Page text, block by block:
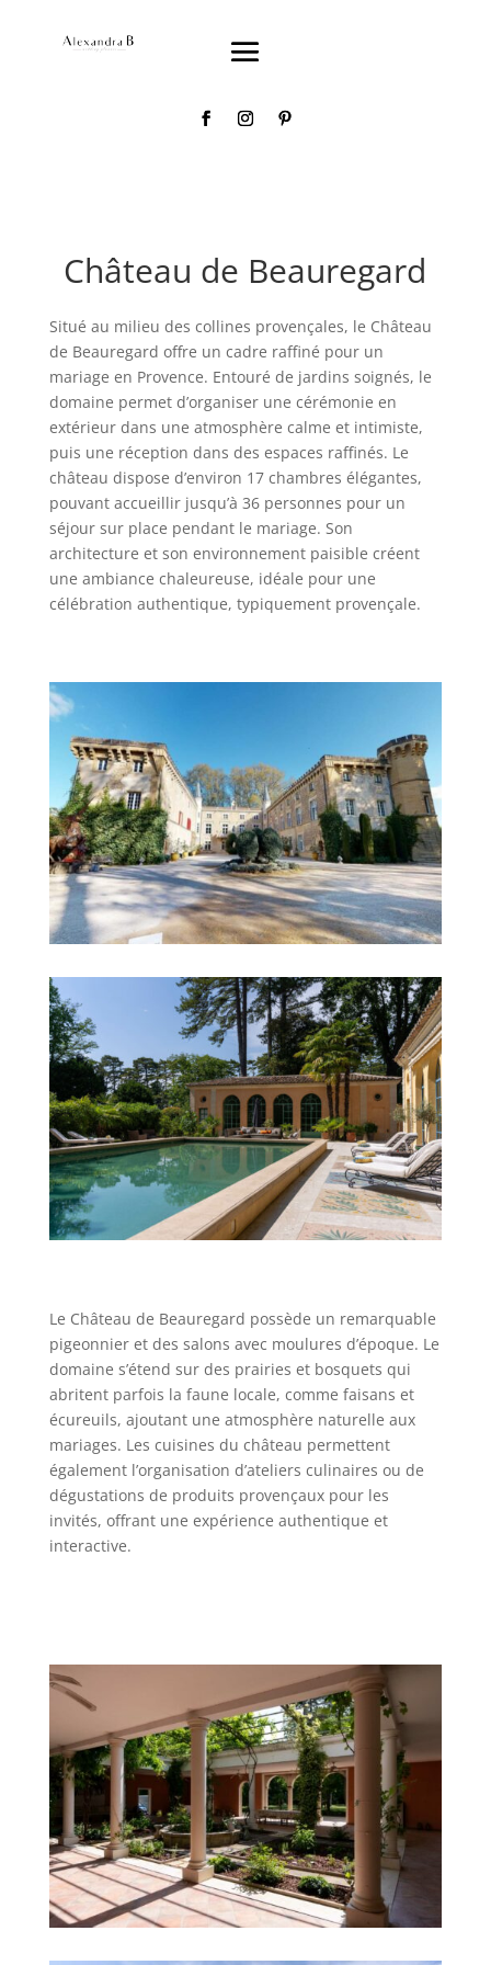
Château de Beauregard
Situé au milieu des collines provençales, le Château
de Beauregard offre un cadre raffiné pour un
mariage en Provence. Entouré de jardins soignés, le
domaine permet d’organiser une cérémonie en
extérieur dans une atmosphère calme et intimiste,
puis une réception dans des espaces raffinés. Le
château dispose d’environ 17 chambres élégantes,
pouvant accueillir jusqu’à 36 personnes pour un
séjour sur place pendant le mariage. Son
architecture et son environnement paisible créent
une ambiance chaleureuse, idéale pour une
célébration authentique, typiquement provençale.
Le Château de Beauregard possède un remarquable
pigeonnier et des salons avec moulures d’époque. Le
domaine s’étend sur des prairies et bosquets qui
abritent parfois la faune locale, comme faisans et
écureuils, ajoutant une atmosphère naturelle aux
mariages. Les cuisines du château permettent
également l’organisation d’ateliers culinaires ou de
dégustations de produits provençaux pour les
invités, offrant une expérience authentique et
interactive.